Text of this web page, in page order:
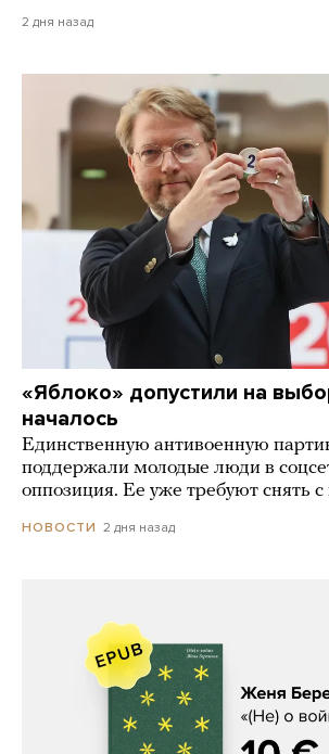
2 дня назад
«Яблоко» допустили на
началось
Единственную антивоенную
поддержали молодые люди в
оппозиция. Ее уже требуют снять с
НОВОСТИ 2 дня назад